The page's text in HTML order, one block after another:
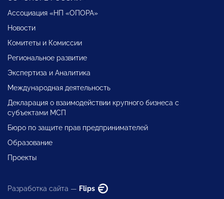
Ассоциация «НП «ОПОРА»
Новости
Комитеты и Комиссии
Региональное развитие
Экспертиза и Аналитика
Международная деятельность
Декларация о взаимодействии крупного бизнеса с
субъектами МСП
Бюро по защите прав предпринимателей
Образование
Проекты
Разработка сайта — Flips